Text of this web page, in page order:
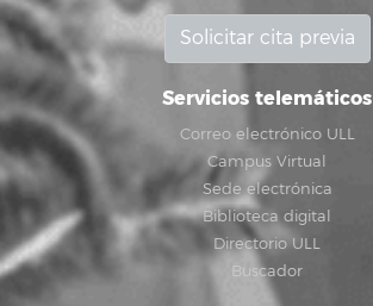
Solicitar cita previa
Servicios telemáticos
Correo electrónico ULL
Campus Virtual
Sede electrónica
Biblioteca digital
Directorio ULL
Buscador